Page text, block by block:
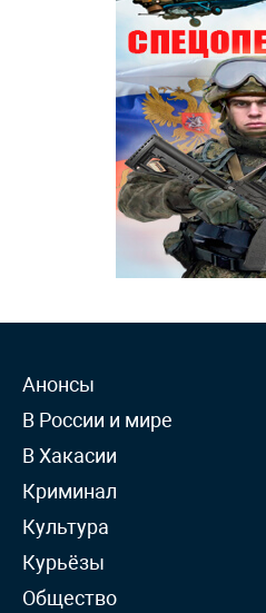
Анонсы
В России и мире
В Хакасии
Криминал
Культура
Курьёзы
Общество